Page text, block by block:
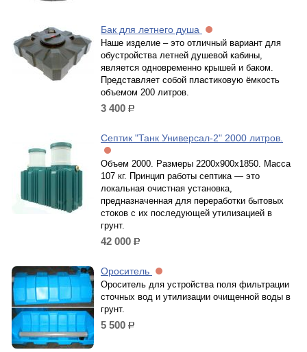
Бак для летнего душа
Наше изделие – это отличный вариант для
обустройства летней душевой кабины,
является одновременно крышей и баком.
Представляет собой пластиковую ёмкость
объемом 200 литров.
3 400 р.
Септик "Танк Универсал-2" 2000 литров.
Объем 2000. Размеры 2200х900х1850. Масса
107 кг. Принцип работы септика — это
локальная очистная установка,
предназначенная для переработки бытовых
стоков с их последующей утилизацией в
грунт.
42 000 р.
Ороситель
Ороситель для устройства поля фильтрации
сточных вод и утилизации очищенной воды в
грунт.
5 500 р.